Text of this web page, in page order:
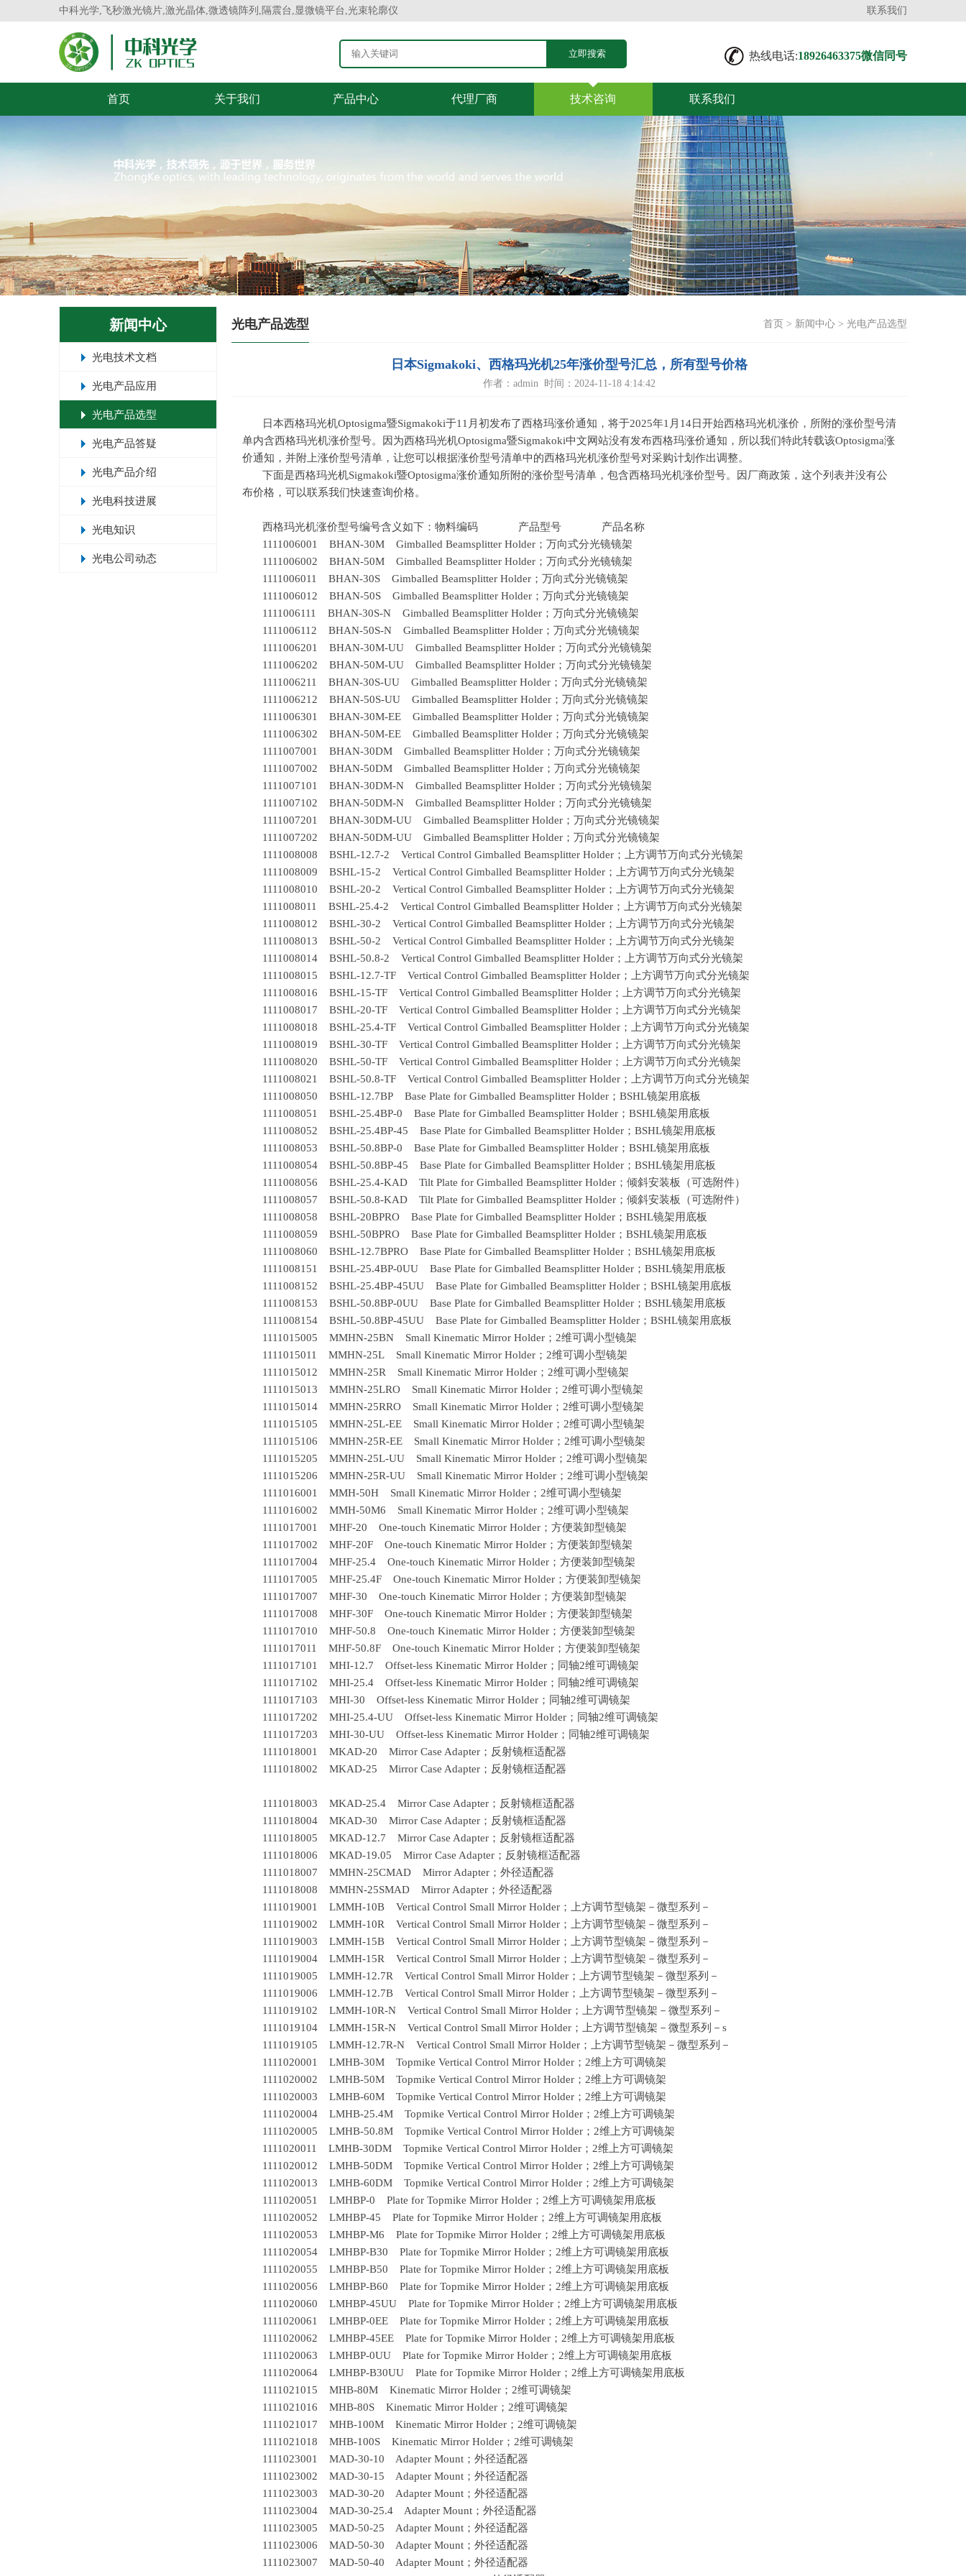
中科光学,飞秒激光镜片,激光晶体,微透镜阵列,隔震台,显微镜平台,光束轮廓仪 联系我们
热线电话:18926463375微信同号
首页 关于我们 产品中心 代理厂商 技术咨询 联系我们
新闻中心
光电技术文档
光电产品应用
光电产品选型
光电产品答疑
光电产品介绍
光电科技进展
光电知识
光电公司动态
光电产品选型 首页 > 新闻中心 > 光电产品选型
日本Sigmakoki、西格玛光机25年涨价型号汇总，所有型号价格
作者：admin 时间：2024-11-18 4:14:42
日本西格玛光机Optosigma暨Sigmakoki于11 月初发布了西格玛涨价通知，将于2025年1 月 14日开始西格玛光机涨价，所附的涨价型号清
单内含西格玛光机涨价型号。因为西格玛光机Optosigma暨Sigmakoki中文网站没有发布西格玛涨价通知，所以我们特此转载该Optosigma涨
价通知，并附上涨价型号清单，让您可以根据涨价型号清单中的西格玛光机涨价型号对采购计划作出调整。
下面是西格玛光机Sigmakoki暨Optosigma涨价通知所附的涨价型号清单，包含西格玛光机涨价型号。因厂商政策，这个列表并没有公
布价格，可以联系我们快速查询价格。
西格玛光机涨价型号编号含义如下：物料编码 产品型号
产品名称
1111006001 BHAN-30M Gimballed Beamsplitter Holder；万向式分光镜镜架
1111006002 BHAN-50M Gimballed Beamsplitter Holder；万向式分光镜镜架
1111006011 BHAN-30S Gimballed Beamsplitter Holder；万向式分光镜镜架
1111006012 BHAN-50S Gimballed Beamsplitter Holder；万向式分光镜镜架
1111006111 BHAN-30S-N Gimballed Beamsplitter Holder；万向式分光镜镜架
1111006112 BHAN-50S-N Gimballed Beamsplitter Holder；万向式分光镜镜架
1111006201 BHAN-30M-UU Gimballed Beamsplitter Holder；万向式分光镜镜架
1111006202 BHAN-50M-UU Gimballed Beamsplitter Holder；万向式分光镜镜架
1111006211 BHAN-30S-UU Gimballed Beamsplitter Holder；万向式分光镜镜架
1111006212 BHAN-50S-UU Gimballed Beamsplitter Holder；万向式分光镜镜架
1111006301 BHAN-30M-EE Gimballed Beamsplitter Holder；万向式分光镜镜架
1111006302 BHAN-50M-EE Gimballed Beamsplitter Holder；万向式分光镜镜架
1111007001 BHAN-30DM Gimballed Beamsplitter Holder；万向式分光镜镜架
1111007002 BHAN-50DM Gimballed Beamsplitter Holder；万向式分光镜镜架
1111007101 BHAN-30DM-N Gimballed Beamsplitter Holder；万向式分光镜镜架
1111007102 BHAN-50DM-N Gimballed Beamsplitter Holder；万向式分光镜镜架
1111007201 BHAN-30DM-UU Gimballed Beamsplitter Holder；万向式分光镜镜架
1111007202 BHAN-50DM-UU Gimballed Beamsplitter Holder；万向式分光镜镜架
1111008008 BSHL-12.7-2 Vertical Control Gimballed Beamsplitter Holder；上方调节万向式分光镜架
1111008009 BSHL-15-2 Vertical Control Gimballed Beamsplitter Holder；上方调节万向式分光镜架
1111008010 BSHL-20-2 Vertical Control Gimballed Beamsplitter Holder；上方调节万向式分光镜架
1111008011 BSHL-25.4-2 Vertical Control Gimballed Beamsplitter Holder；上方调节万向式分光镜架
1111008012 BSHL-30-2 Vertical Control Gimballed Beamsplitter Holder；上方调节万向式分光镜架
1111008013 BSHL-50-2 Vertical Control Gimballed Beamsplitter Holder；上方调节万向式分光镜架
1111008014 BSHL-50.8-2 Vertical Control Gimballed Beamsplitter Holder；上方调节万向式分光镜架
1111008015 BSHL-12.7-TF Vertical Control Gimballed Beamsplitter Holder；上方调节万向式分光镜架
1111008016 BSHL-15-TF Vertical Control Gimballed Beamsplitter Holder；上方调节万向式分光镜架
1111008017 BSHL-20-TF Vertical Control Gimballed Beamsplitter Holder；上方调节万向式分光镜架
1111008018 BSHL-25.4-TF Vertical Control Gimballed Beamsplitter Holder；上方调节万向式分光镜架
1111008019 BSHL-30-TF Vertical Control Gimballed Beamsplitter Holder；上方调节万向式分光镜架
1111008020 BSHL-50-TF Vertical Control Gimballed Beamsplitter Holder；上方调节万向式分光镜架
1111008021 BSHL-50.8-TF Vertical Control Gimballed Beamsplitter Holder；上方调节万向式分光镜架
1111008050 BSHL-12.7BP Base Plate for Gimballed Beamsplitter Holder； BSHL镜架用底板
1111008051 BSHL-25.4BP-0 Base Plate for Gimballed Beamsplitter Holder； BSHL镜架用底板
1111008052 BSHL-25.4BP-45 Base Plate for Gimballed Beamsplitter Holder； BSHL镜架用底板
1111008053 BSHL-50.8BP-0 Base Plate for Gimballed Beamsplitter Holder； BSHL镜架用底板
1111008054 BSHL-50.8BP-45 Base Plate for Gimballed Beamsplitter Holder； BSHL镜架用底板
1111008056 BSHL-25.4-KAD Tilt Plate for Gimballed Beamsplitter Holder；倾斜安装板（可选附件）
1111008057 BSHL-50.8-KAD Tilt Plate for Gimballed Beamsplitter Holder；倾斜安装板（可选附件）
1111008058 BSHL-20BPRO Base Plate for Gimballed Beamsplitter Holder； BSHL镜架用底板
1111008059 BSHL-50BPRO Base Plate for Gimballed Beamsplitter Holder； BSHL镜架用底板
1111008060 BSHL-12.7BPRO Base Plate for Gimballed Beamsplitter Holder； BSHL镜架用底板
1111008151 BSHL-25.4BP-0UU Base Plate for Gimballed Beamsplitter Holder； BSHL镜架用底板
1111008152 BSHL-25.4BP-45UU Base Plate for Gimballed Beamsplitter Holder； BSHL镜架用底板
1111008153 BSHL-50.8BP-0UU Base Plate for Gimballed Beamsplitter Holder； BSHL镜架用底板
1111008154 BSHL-50.8BP-45UU Base Plate for Gimballed Beamsplitter Holder； BSHL镜架用底板
1111015005 MMHN-25BN Small Kinematic Mirror Holder； 2维可调小型镜架
1111015011 MMHN-25L Small Kinematic Mirror Holder； 2维可调小型镜架
1111015012 MMHN-25R Small Kinematic Mirror Holder； 2维可调小型镜架
1111015013 MMHN-25LRO Small Kinematic Mirror Holder； 2维可调小型镜架
1111015014 MMHN-25RRO Small Kinematic Mirror Holder； 2维可调小型镜架
1111015105 MMHN-25L-EE Small Kinematic Mirror Holder； 2维可调小型镜架
1111015106 MMHN-25R-EE Small Kinematic Mirror Holder； 2维可调小型镜架
1111015205 MMHN-25L-UU Small Kinematic Mirror Holder； 2维可调小型镜架
1111015206 MMHN-25R-UU Small Kinematic Mirror Holder； 2维可调小型镜架
1111016001 MMH-50H Small Kinematic Mirror Holder； 2维可调小型镜架
1111016002 MMH-50M6 Small Kinematic Mirror Holder； 2维可调小型镜架
1111017001 MHF-20 One-touch Kinematic Mirror Holder；方便装卸型镜架
1111017002 MHF-20F One-touch Kinematic Mirror Holder；方便装卸型镜架
1111017004 MHF-25.4 One-touch Kinematic Mirror Holder；方便装卸型镜架
1111017005 MHF-25.4F One-touch Kinematic Mirror Holder；方便装卸型镜架
1111017007 MHF-30 One-touch Kinematic Mirror Holder；方便装卸型镜架
1111017008 MHF-30F One-touch Kinematic Mirror Holder；方便装卸型镜架
1111017010 MHF-50.8 One-touch Kinematic Mirror Holder；方便装卸型镜架
1111017011 MHF-50.8F One-touch Kinematic Mirror Holder；方便装卸型镜架
1111017101 MHI-12.7 Offset-less Kinematic Mirror Holder；同轴2维可调镜架
1111017102 MHI-25.4 Offset-less Kinematic Mirror Holder；同轴2维可调镜架
1111017103 MHI-30 Offset-less Kinematic Mirror Holder；同轴2维可调镜架
1111017202 MHI-25.4-UU Offset-less Kinematic Mirror Holder；同轴2维可调镜架
1111017203 MHI-30-UU Offset-less Kinematic Mirror Holder；同轴2维可调镜架
1111018001 MKAD-20 Mirror Case Adapter；反射镜框适配器
1111018002 MKAD-25 Mirror Case Adapter；反射镜框适配器
1111018003 MKAD-25.4 Mirror Case Adapter；反射镜框适配器
1111018004 MKAD-30 Mirror Case Adapter；反射镜框适配器
1111018005 MKAD-12.7 Mirror Case Adapter；反射镜框适配器
1111018006 MKAD-19.05 Mirror Case Adapter；反射镜框适配器
1111018007 MMHN-25CMAD Mirror Adapter；外径适配器
1111018008 MMHN-25SMAD Mirror Adapter；外径适配器
1111019001 LMMH-10B Vertical Control Small Mirror Holder；上方调节型镜架－微型系列－
1111019002 LMMH-10R Vertical Control Small Mirror Holder；上方调节型镜架－微型系列－
1111019003 LMMH-15B Vertical Control Small Mirror Holder；上方调节型镜架－微型系列－
1111019004 LMMH-15R Vertical Control Small Mirror Holder；上方调节型镜架－微型系列－
1111019005 LMMH-12.7R Vertical Control Small Mirror Holder；上方调节型镜架－微型系列－
1111019006 LMMH-12.7B Vertical Control Small Mirror Holder；上方调节型镜架－微型系列－
1111019102 LMMH-10R-N Vertical Control Small Mirror Holder；上方调节型镜架－微型系列－
1111019104 LMMH-15R-N Vertical Control Small Mirror Holder；上方调节型镜架－微型系列－ s
1111019105 LMMH-12.7R-N Vertical Control Small Mirror Holder；上方调节型镜架－微型系列－
1111020001 LMHB-30M Topmike Vertical Control Mirror Holder； 2维上方可调镜架
1111020002 LMHB-50M Topmike Vertical Control Mirror Holder； 2维上方可调镜架
1111020003 LMHB-60M Topmike Vertical Control Mirror Holder； 2维上方可调镜架
1111020004 LMHB-25.4M Topmike Vertical Control Mirror Holder； 2维上方可调镜架
1111020005 LMHB-50.8M Topmike Vertical Control Mirror Holder； 2维上方可调镜架
1111020011 LMHB-30DM Topmike Vertical Control Mirror Holder； 2维上方可调镜架
1111020012 LMHB-50DM Topmike Vertical Control Mirror Holder； 2维上方可调镜架
1111020013 LMHB-60DM Topmike Vertical Control Mirror Holder； 2维上方可调镜架
1111020051 LMHBP-0 Plate for Topmike Mirror Holder； 2维上方可调镜架用底板
1111020052 LMHBP-45 Plate for Topmike Mirror Holder； 2维上方可调镜架用底板
1111020053 LMHBP-M6 Plate for Topmike Mirror Holder； 2维上方可调镜架用底板
1111020054 LMHBP-B30 Plate for Topmike Mirror Holder； 2维上方可调镜架用底板
1111020055 LMHBP-B50 Plate for Topmike Mirror Holder； 2维上方可调镜架用底板
1111020056 LMHBP-B60 Plate for Topmike Mirror Holder； 2维上方可调镜架用底板
1111020060 LMHBP-45UU Plate for Topmike Mirror Holder； 2维上方可调镜架用底板
1111020061 LMHBP-0EE Plate for Topmike Mirror Holder； 2维上方可调镜架用底板
1111020062 LMHBP-45EE Plate for Topmike Mirror Holder； 2维上方可调镜架用底板
1111020063 LMHBP-0UU Plate for Topmike Mirror Holder； 2维上方可调镜架用底板
1111020064 LMHBP-B30UU Plate for Topmike Mirror Holder； 2维上方可调镜架用底板
1111021015 MHB-80M Kinematic Mirror Holder； 2维可调镜架
1111021016 MHB-80S Kinematic Mirror Holder； 2维可调镜架
1111021017 MHB-100M Kinematic Mirror Holder； 2维可调镜架
1111021018 MHB-100S Kinematic Mirror Holder； 2维可调镜架
1111023001 MAD-30-10 Adapter Mount；外径适配器
1111023002 MAD-30-15 Adapter Mount；外径适配器
1111023003 MAD-30-20 Adapter Mount；外径适配器
1111023004 MAD-30-25.4 Adapter Mount；外径适配器
1111023005 MAD-50-25 Adapter Mount；外径适配器
1111023006 MAD-50-30 Adapter Mount；外径适配器
1111023007 MAD-50-40 Adapter Mount；外径适配器